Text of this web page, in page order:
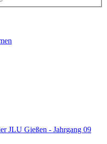
JLU Gießen - Jahrgang 09